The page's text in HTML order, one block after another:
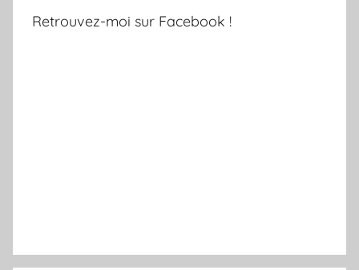
Retrouvez-moi sur Facebook !